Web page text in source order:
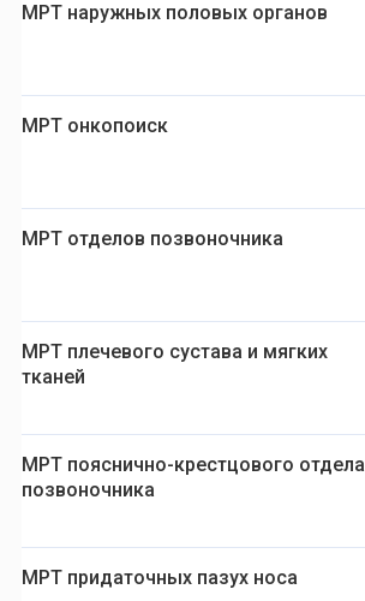
МРТ наружных половых органов
МРТ онкопоиск
МРТ отделов позвоночника
МРТ плечевого сустава и мягких
тканей
МРТ пояснично-крестцового отдела
позвоночника
МРТ придаточных пазух носа